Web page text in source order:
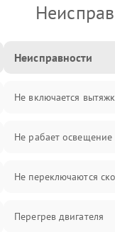
Неисправности
Не включается
Не рабает освещение
Не переключаются
Перегрев двигателя